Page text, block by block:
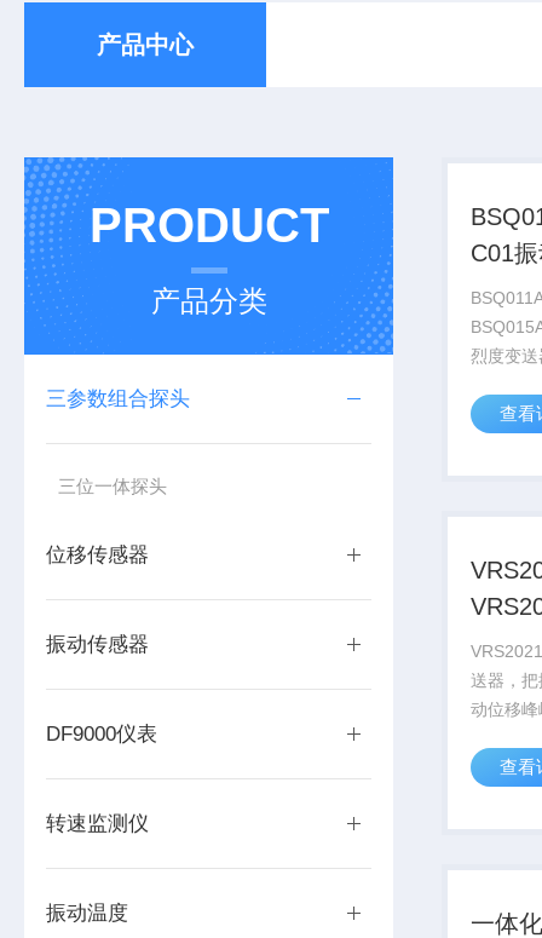
产品中心
PRODUCT
产品分类
三参数组合探头
三位一体探头
位移传感器
振动传感器
DF9000仪表
转速监测仪
振动温度
C01
升级版
烈度变
过液晶
接连接
查看
送器，
动位移
安电流
了“传感
查看
一体